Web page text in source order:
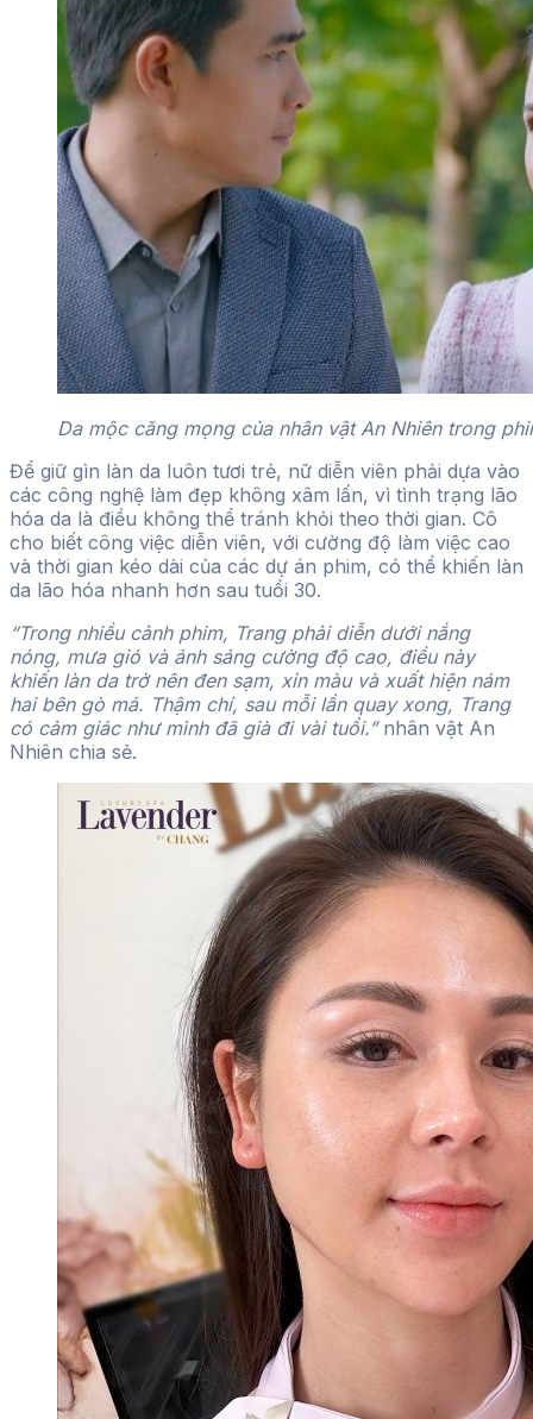
Da mộc căng mọng của nhân vật An Nhiên trong
Để giữ gìn làn da luôn tươi trẻ, nữ diễn viên phải dựa vào
các công nghệ làm đẹp không xâm lấn, vì tình trạng lão
hóa da là điều không thể tránh khỏi theo thời gian. Cô
cho biết công việc diễn viên, với cường độ làm việc cao
và thời gian kéo dài của các dự án phim, có thể khiến làn
da lão hóa nhanh hơn sau tuổi 30.
“Trong nhiều cảnh phim, Trang phải diễn dưới nắng
nóng, mưa gió và ánh sáng cường độ cao, điều này
khiến làn da trở nên đen sạm, xỉn màu và xuất hiện nám
hai bên gò má. Thậm chí, sau mỗi lần quay xong, Trang
có cảm giác như mình đã già đi vài tuổi.”nhân vật An
Nhiên chia sẻ.